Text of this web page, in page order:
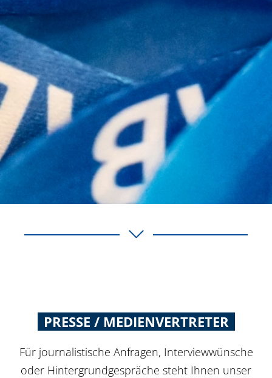
PRESSE / MEDIENVERTRETER
Für journalistische Anfragen, Interviewwünsche
oder Hintergrundgespräche steht Ihnen unser